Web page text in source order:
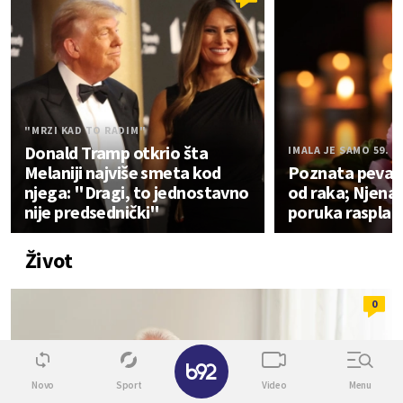
"MRZI KAD TO RADIM"
Donald Tramp otkrio šta
Melaniji najviše smeta kod
njega: "Dragi, to jednostavno
nije predsednički"
IMALA JE SAMO 59.
Poznata
od raka; Njena
poruka
Život
0
Novo Sport Video Menu
✕